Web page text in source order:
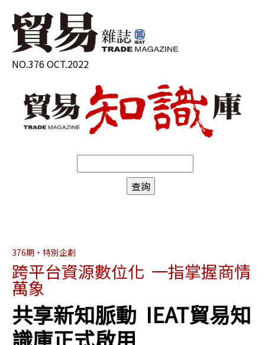
NO.376 OCT.2022
376期・特別企劃
跨平台資源數位化 一指掌握商情
萬象
共享新知脈動 IEAT貿易知
識庫正式啟用